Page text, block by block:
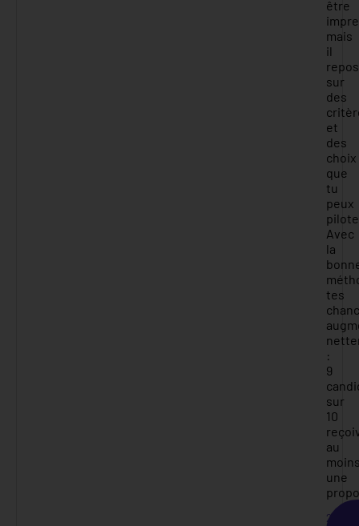
être
mais
il
sur
des
et
des
choix
que
tu
peux
Avec
la
tes
:
9
sur
10
au
une
2